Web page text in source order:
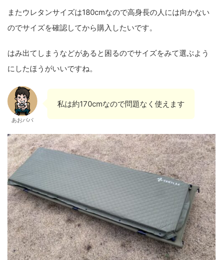
またウレタンサイズは180cmなので高身長の人には向かない
のでサイズを確認してから購入したいです。
はみ出てしまうなどがあると困るのでサイズをみて選ぶよう
にしたほうがいいですね。
あおパパ
私は約170cmなので問題なく使えます